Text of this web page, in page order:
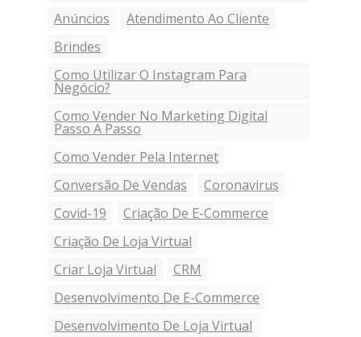
Anúncios
Atendimento Ao Cliente
Brindes
Como Utilizar O Instagram Para
Negócio?
Como Vender No Marketing Digital
Passo A Passo
Como Vender Pela Internet
Conversão De Vendas
Coronavirus
Covid-19
Criação De E-Commerce
Criação De Loja Virtual
Criar Loja Virtual
CRM
Desenvolvimento De E-Commerce
Desenvolvimento De Loja Virtual